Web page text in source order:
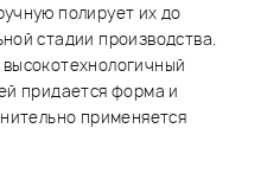
полирует их до
стадии производства.
придается форма и
применяется